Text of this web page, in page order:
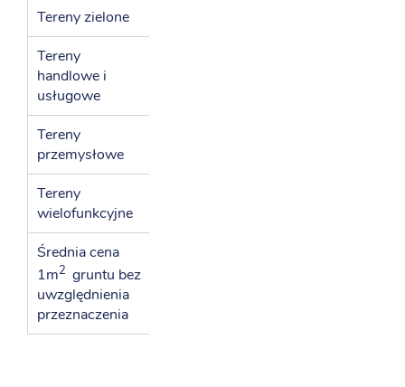
Tereny zielone
Tereny
handlowe i
usługowe
Tereny
przemysłowe
Tereny
wielofunkcyjne
Średnia cena
1m2 gruntu bez
uwzględnienia
przeznaczenia